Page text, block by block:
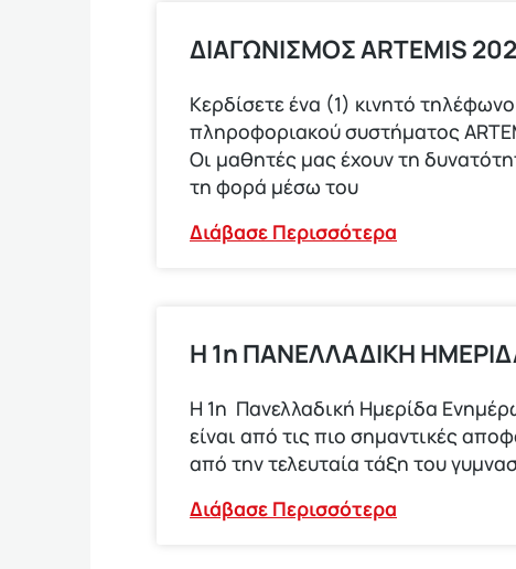
ΔΙΑΓΩΝΙΣΜΟΣ ARTEMIS
Κερδίσετε ένα (1) κινητό
πληροφοριακού συστήματος
Οι μαθητές μας έχουν τη
τη φορά μέσω του
Διάβασε Περισσότερα
Η 1η ΠΑΝΕΛΛΑΔΙΚΗ
Η 1η Πανελλαδική Ημερίδα
είναι από τις πιο σημαντικές
από την τελευταία τάξη του
Διάβασε Περισσότερα